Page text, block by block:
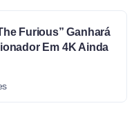
Furious” Ganhará
Em 4K Ainda